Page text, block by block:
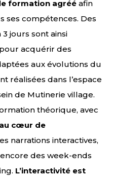
formation agréé afin
ses compétences. Des
3 jours sont ainsi
acquérir des
aux évolutions du
réalisées dans l’espace
de Mutinerie village.
théorique, avec
cœur de
narrations interactives,
des week-ends
L’interactivité est